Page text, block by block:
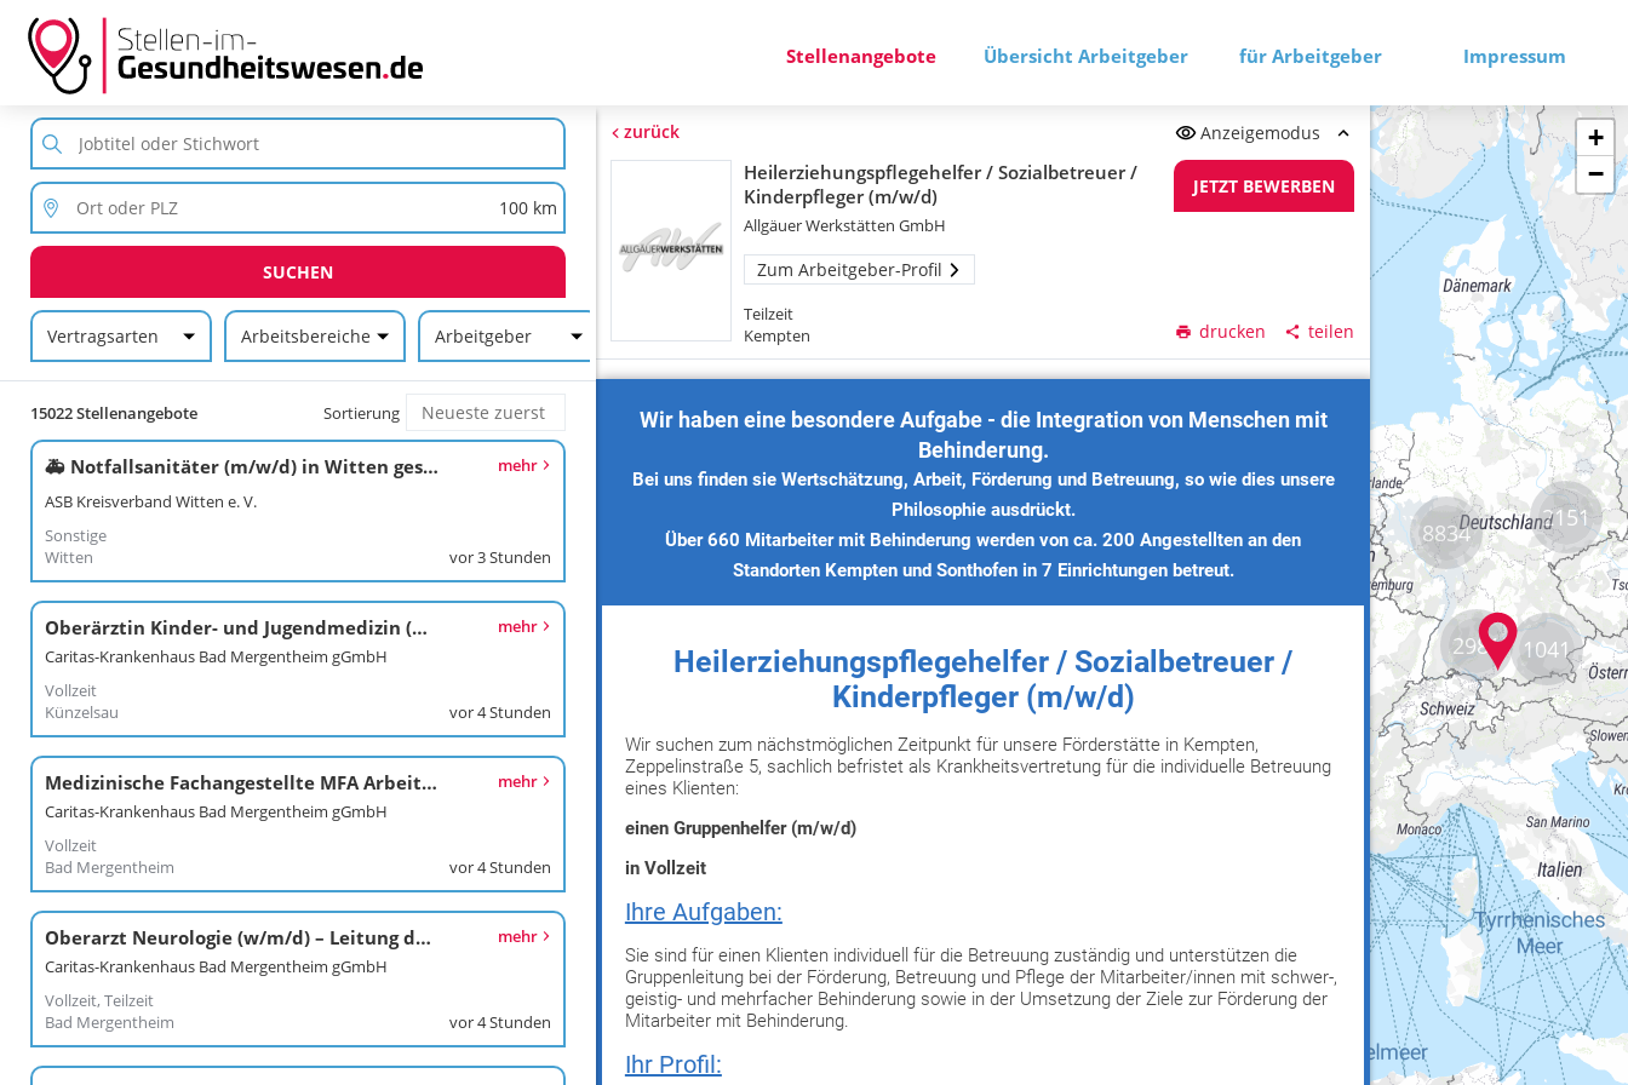
Stellenangebote Übersicht Arbeitgeber für Arbeitgeber Impressum
SUCHEN
Vertragsarten Arbeitsbereiche Arbeitgeber
15022 Stellenangebote Sortierung
🚑 Notfallsanitäter (m/w/d) in Witten gesucht!⚡
ASB Kreisverband Witten e. V.
Sonstige
Witten
mehr
vor 3 Stunden
Oberärztin Kinder- und Jugendmedizin (w/m/d)
Caritas-Krankenhaus Bad Mergentheim gGmbH
Vollzeit
Künzelsau
mehr
vor 4 Stunden
Medizinische Fachangestellte MFA Arbeitsmedizin (w/m/d)
Caritas-Krankenhaus Bad Mergentheim gGmbH
Vollzeit
Bad Mergentheim
mehr
vor 4 Stunden
Oberarzt Neurologie (w/m/d) – Leitung der regionalen Stroke Unit (DSG-zertifiziert)
Caritas-Krankenhaus Bad Mergentheim gGmbH
Vollzeit, Teilzeit
Bad Mergentheim
mehr
vor 4 Stunden
zurück Anzeigemodus
Heilerziehungspflegehelfer / Sozialbetreuer /
Kinderpfleger (m/w/d)
Allgäuer Werkstätten GmbH
Zum Arbeitgeber-Profil
Teilzeit
Kempten
JETZT BEWERBEN
drucken teilen
8834
2981
2151
1041
+
−